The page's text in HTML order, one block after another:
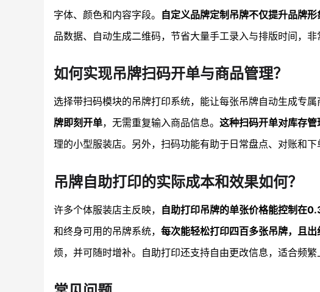
字体、颜色和内容字段。 自定义品牌定制吊牌不仅提升品牌
品数据、自动生成二维码，节省大量手工录入与排版时间，
如何实现吊牌扫码开单与商品管理？
选择带扫码模块的吊牌打印系统，能让每张吊牌自动生成专属
牌即刻开单，无需重复输入商品信息。 这种扫码开单对库存
理的小型服装店。另外，扫码功能有助于日常盘点、对账和下
吊牌自助打印的实际成本和效果如何？
许多个体服装店主反映， 自助打印吊牌的单张价格能控制在
和终身可用的吊牌系统， 每次能轻松打印四百多张吊牌，且
烦，并可随时增补。自助打印还支持自由更改信息，适合频繁